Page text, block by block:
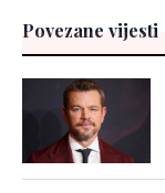
Povezane vijesti